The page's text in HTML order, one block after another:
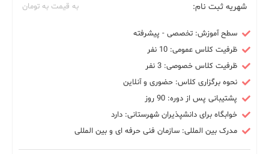
شهریه ثبت نام: به قیمت به تومان
سطح آموزش: تخصصی - پیشرفته
ظرفیت کلاس عمومی: 10 نفر
ظرفیت کلاس خصوصی: 3 نفر
نحوه برگزاری کلاس: حضوری و آنلاین
پشتیبانی پس از دوره: 90 روز
خوابگاه برای دانشپذیران شهرستانی: دارد
مدرک بین المللی: سازمان فنی حرفه ای و بین المللی